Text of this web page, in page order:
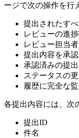
ージで次の操作を行
提出されたす
レビューの進
レビュー担当
提出内容を承
承認済みの提
ステータスの
履歴に完全な
各提出内容には、次
提出ID
件名